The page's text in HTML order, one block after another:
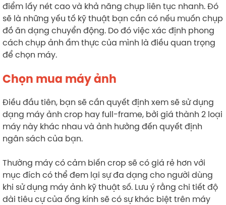
điểm lấy nét cao và khả năng chụp liên tục nhanh. Đó
sẽ là những yếu tố kỹ thuật bạn cần có nếu muốn chụp
đồ ăn dạng chuyển động. Do đó việc xác định phong
cách chụp ảnh ẩm thực của mình là điều quan trọng
để chọn máy.
Chọn mua máy ảnh
Điều đầu tiên, bạn sẽ cần quyết định xem sẽ sử dụng
dạng máy ảnh crop hay full-frame, bởi giá thành 2 loại
máy này khác nhau và ảnh hưởng đến quyết định
ngân sách của bạn.
Thường máy có cảm biến crop sẽ có giá rẻ hơn với
mục đích có thể đem lại sự đa dạng cho người dùng
khi sử dụng máy ảnh kỹ thuật số. Lưu ý rằng chi tiết độ
dài tiêu cự của ống kính sẽ có sự khác biệt trên máy